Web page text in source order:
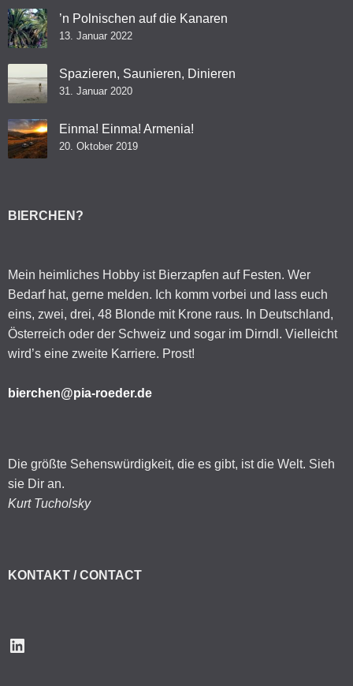
’n Polnischen auf die Kanaren
13. Januar 2022
Spazieren, Saunieren, Dinieren
31. Januar 2020
Einma! Einma! Armenia!
20. Oktober 2019
BIERCHEN?
Mein heimliches Hobby ist Bierzapfen auf Festen. Wer
Bedarf hat, gerne melden. Ich komm vorbei und lass euch
eins, zwei, drei, 48 Blonde mit Krone raus. In Deutschland,
Österreich oder der Schweiz und sogar im Dirndl. Vielleicht
wird’s eine zweite Karriere. Prost!
bierchen@pia-roeder.de
Die größte Sehenswürdigkeit, die es gibt, ist die Welt. Sieh
sie Dir an.
Kurt Tucholsky
KONTAKT / CONTACT
LinkedIn